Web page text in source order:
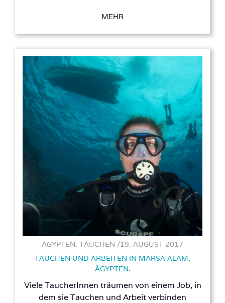
MEHR
ÄGYPTEN, TAUCHEN /19. AUGUST 2017
TAUCHEN UND ARBEITEN IN MARSA ALAM,
ÄGYPTEN.
Viele TaucherInnen träumen von einem Job, in
dem sie Tauchen und Arbeit verbinden